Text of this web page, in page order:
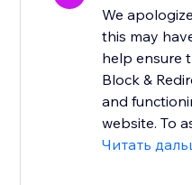
We
this may
help ensure
Block &
and
website. To
Читать